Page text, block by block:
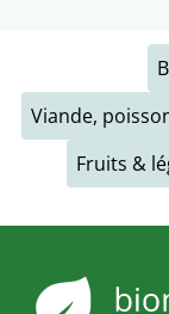
Viande,
Fruits &